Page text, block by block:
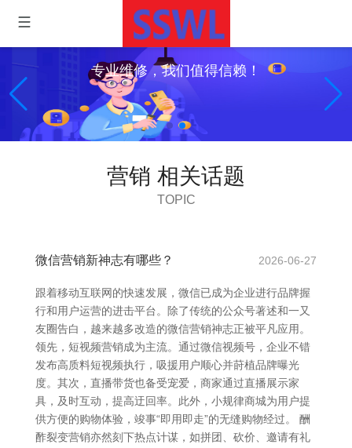
专业维修，我们值得信赖！
营销 相关话题
TOPIC
微信营销新神志有哪些？ 2026-06-27
跟着移动互联网的快速发展，微信已成为企业进行品牌握
行和用户运营的进击平台。除了传统的公众号著述和一又
友圈告白，越来越多改造的微信营销神志正被平凡应用。
领先，短视频营销成为主流。通过微信视频号，企业不错
发布高质料短视频执行，吸援用户顺心并莳植品牌曝光
度。其次，直播带货也备受宠爱，商家通过直播展示家
具，及时互动，提高迂回率。此外，小规律商城为用户提
供方便的购物体验，竣事“即用即走”的无缝购物经过。 酬
酢裂变营销亦然刻下热点计谋，如拼团、砍价、邀请有礼